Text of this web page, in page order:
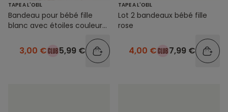
TAPE A L'OEIL
Bandeau pour bébé fille
blanc avec étoiles couleur
3,00 € 5,99 €
TAPE A L'OEIL
Lot 2 bandeaux bébé fille
rose
4,00 € 7,99 €